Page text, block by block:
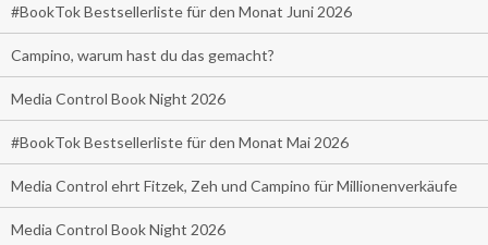
#BookTok Bestsellerliste für den Monat Juni 2026
Campino, warum hast du das gemacht?
Media Control Book Night 2026
#BookTok Bestsellerliste für den Monat Mai 2026
Media Control ehrt Fitzek, Zeh und Campino für Millionenverkäufe
Media Control Book Night 2026